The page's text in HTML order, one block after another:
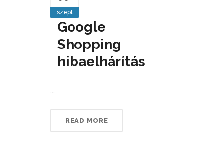
szept
Google
Shopping
hibaelhárítás
READ MORE